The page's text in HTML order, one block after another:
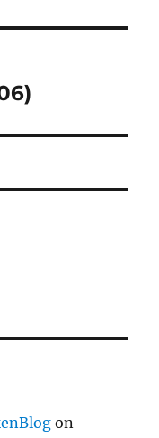
on